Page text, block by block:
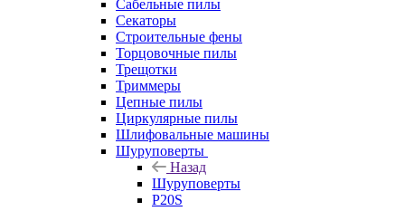
Сабельные пилы
Секаторы
Строительные фены
Торцовочные пилы
Трещотки
Триммеры
Цепные пилы
Циркулярные пилы
Шлифовальные машины
Шуруповерты
Назад
Шуруповерты
P20S